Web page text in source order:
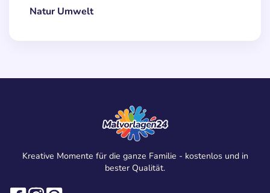
Natur Umwelt
Kreative Momente für die ganze Familie - kostenlos und in
bester Qualität.